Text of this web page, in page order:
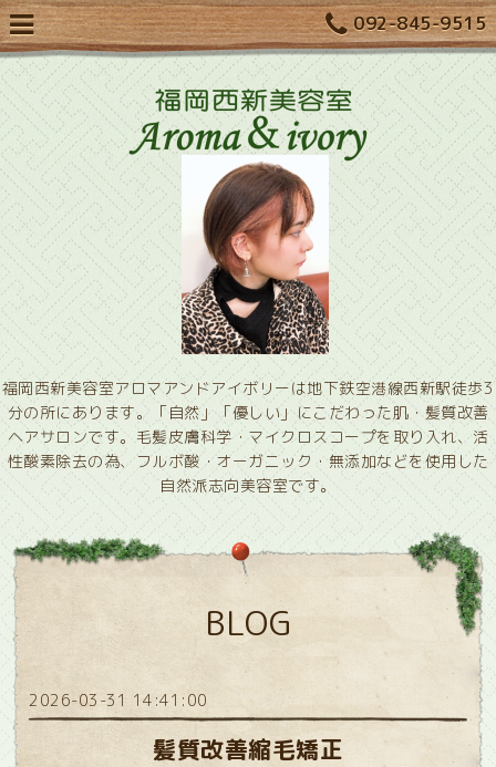
092-845-9515
福岡西新美容室アロマアンドアイボリーは地下鉄空港線西新駅徒歩3
分の所にあります。「自然」「優しい」にこだわった肌・髪質改善
ヘアサロンです。毛髪皮膚科学・マイクロスコープを取り入れ、活
性酸素除去の為、フルボ酸・オーガニック・無添加などを使用した
自然派志向美容室です。
BLOG
2026-03-31 14:41:00
髪質改善縮毛矯正